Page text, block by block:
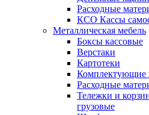
Расходные
КСО Кассы
Металлическая мебель
Боксы кассовые
Верстаки
Картотеки
Комплектующие
Расходные
Тележки и
грузовые